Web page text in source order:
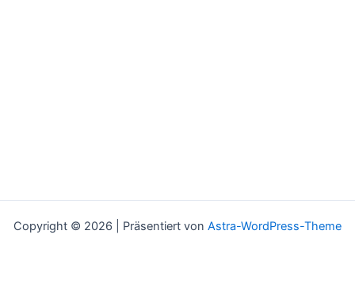
Copyright © 2026 | Präsentiert von Astra-WordPress-Theme